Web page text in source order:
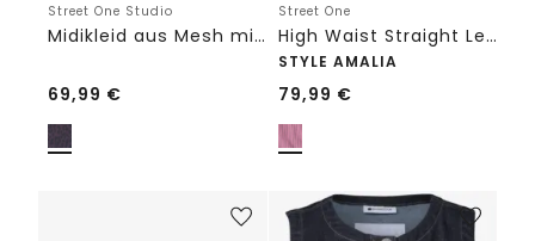
Street One Studio
Midikleid aus Mesh mit Leo-Muster
69,99 €
Street One
High Waist Straight Leg Jeans mit Streifen
STYLE AMALIA
79,99 €